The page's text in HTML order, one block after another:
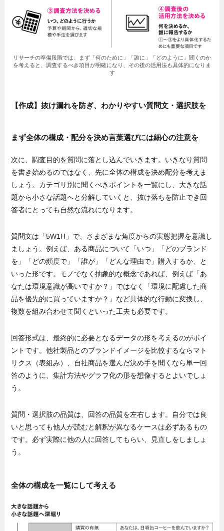
リサーチの準備段階では、まず「何のために」「誰に」「どのように」聞くのか
を考えると、調査するべき項目が明確になり、その後の活用法も具体的になりま
す
【作成】抜け漏れを防ぎ、わかりやすい質問文・選択肢を
まず全体の構成・配分を決め言葉選びには細心の注意を
次に、調査目的を質問に落とし込んでいきます。いきなり質問
を書き始めるのではなく、先に全体の構成を決め配分を考えま
しょう。カテゴリ別に聞くべきポイントを一覧にし、大きな話
題から小さな話題へと分解していくと、抜け落ちを防止でき回
答者にとっても自然な流れになります。
質問文は「5W1H」で、さまざまな角度からの実態把握を意識し
ましょう。例えば、ある商品について「いつ」「どのブランド
を」「どの頻度で」「誰が」「どんな理由で」購入するか、と
いった形です。モノでなく抽象的な概念であれば、例えば「あ
なたは環境意識が高いですか？」ではなく「環境に配慮した商
品を優先的に買っていますか？」など具体的な行動に変換し、
複数を組み合わせて聞くといった工夫も必要です。
回答形式は、最終的に必要となるデータの形を考えるのがポイ
ントです。他社製品とのブランドイメージを比較するならマト
リクス（表組み）、自社商品を選んだ決め手を聞くなら単一回
答のように、集計方法やグラフ化の形を想像するとよいでしょ
う。
質問・選択肢の品質は、回答の品質を左右します。自分では良
いと思っても他人が読むと解釈が異なるケースは必ずあるもの
です。必ず実際に他の人に回答してもらい、見直しをしましょ
う。
全体の構成を一覧にして考える